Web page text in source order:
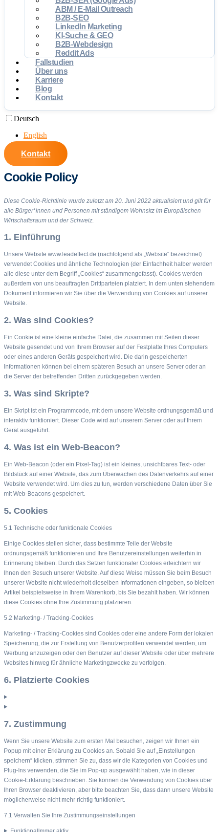
ABM / E-Mail Outreach
B2B-SEO
LinkedIn Marketing
KI-Suche & GEO
B2B-Webdesign
Reddit Ads
Fallstudien
Über uns
Karriere
Blog
Kontakt
Deutsch
English
Kontakt
Cookie Policy
Diese Cookie-Richtlinie wurde zuletzt am 20. Juni 2022 aktualisiert und gilt für
alle Bürger*innen und Personen mit ständigem Wohnsitz im Europäischen
Wirtschaftsraum und der Schweiz.
1. Einführung
Unsere Website www.leadeffect.de (nachfolgend als „Website“ bezeichnet)
verwendet Cookies und ähnliche Technologien (der Einfachheit halber werden
alle diese unter dem Begriff „Cookies“ zusammengefasst). Cookies werden
außerdem von uns beauftragten Drittparteien platziert. In dem unten stehendem
Dokument informieren wir Sie über die Verwendung von Cookies auf unserer
Website.
2. Was sind Cookies?
Ein Cookie ist eine kleine einfache Datei, die zusammen mit Seiten dieser
Website gesendet und von Ihrem Browser auf der Festplatte Ihres Computers
oder eines anderen Geräts gespeichert wird. Die darin gespeicherten
Informationen können bei einem späteren Besuch an unsere Server oder an
die Server der betreffenden Dritten zurückgegeben werden.
3. Was sind Skripte?
Ein Skript ist ein Programmcode, mit dem unsere Website ordnungsgemäß und
interaktiv funktioniert. Dieser Code wird auf unserem Server oder auf Ihrem
Gerät ausgeführt.
4. Was ist ein Web-Beacon?
Ein Web-Beacon (oder ein Pixel-Tag) ist ein kleines, unsichtbares Text- oder
Bildstück auf einer Website, das zum Überwachen des Datenverkehrs auf einer
Website verwendet wird. Um dies zu tun, werden verschiedene Daten über Sie
mit Web-Beacons gespeichert.
5. Cookies
5.1 Technische oder funktionale Cookies
Einige Cookies stellen sicher, dass bestimmte Teile der Website
ordnungsgemäß funktionieren und Ihre Benutzereinstellungen weiterhin in
Erinnerung bleiben. Durch das Setzen funktionaler Cookies erleichtern wir
Ihnen den Besuch unserer Website. Auf diese Weise müssen Sie beim Besuch
unserer Website nicht wiederholt dieselben Informationen eingeben, so bleiben
Artikel beispielsweise in Ihrem Warenkorb, bis Sie bezahlt haben. Wir können
diese Cookies ohne Ihre Zustimmung platzieren.
5.2 Marketing- / Tracking-Cookies
Marketing- / Tracking-Cookies sind Cookies oder eine andere Form der lokalen
Speicherung, die zur Erstellung von Benutzerprofilen verwendet werden, um
Werbung anzuzeigen oder den Benutzer auf dieser Website oder über mehrere
Websites hinweg für ähnliche Marketingzwecke zu verfolgen.
6. Platzierte Cookies
7. Zustimmung
Wenn Sie unsere Website zum ersten Mal besuchen, zeigen wir Ihnen ein
Popup mit einer Erklärung zu Cookies an. Sobald Sie auf „Einstellungen
speichern“ klicken, stimmen Sie zu, dass wir die Kategorien von Cookies und
Plug-Ins verwenden, die Sie im Pop-up ausgewählt haben, wie in dieser
Cookie-Erklärung beschrieben. Sie können die Verwendung von Cookies über
Ihren Browser deaktivieren, aber bitte beachten Sie, dass dann unsere Website
möglicherweise nicht mehr richtig funktioniert.
7.1 Verwalten Sie Ihre Zustimmungseinstellungen